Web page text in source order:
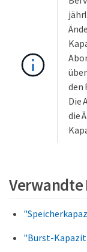
den
Die
die
"Burst-